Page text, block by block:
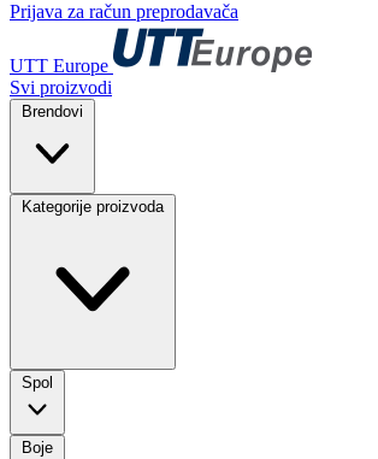
Prijava za račun preprodavača
UTT Europe
Svi proizvodi
Brendovi
Kategorije proizvoda
Spol
Boje